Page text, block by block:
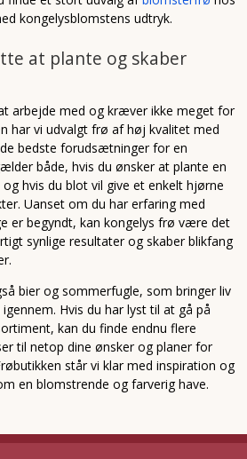
kongelysblomstens udtryk.
at plante og skaber
arbejde med og kræver ikke meget for
har vi udvalgt frø af høj kvalitet med
bedste forudsætninger for en
både, hvis du ønsker at plante en
hvis du blot vil give et enkelt hjørne
Uanset om du har erfaring med
er begyndt, kan kongelys frø være det
synlige resultater og skaber blikfang
bier og sommerfugle, som bringer liv
Hvis du har lyst til at gå på
kan du finde endnu flere
til netop dine ønsker og planer for
står vi klar med inspiration og
en blomstrende og farverig have.